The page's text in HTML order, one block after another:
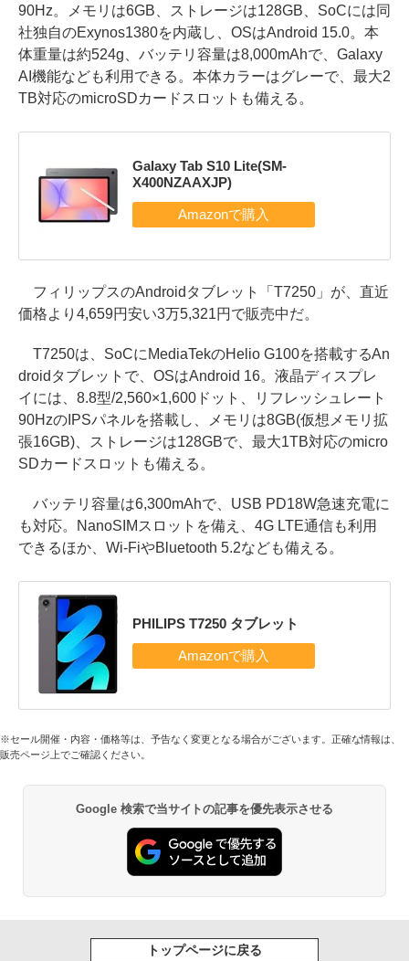
90Hz。メモリは6GB、ストレージは128GB、SoCには同
社独自のExynos1380を内蔵し、OSはAndroid 15.0。本
体重量は約524g、バッテリ容量は8,000mAhで、Galaxy
AI機能なども利用できる。本体カラーはグレーで、最大2
TB対応のmicroSDカードスロットも備える。
Galaxy Tab S10 Lite(SM-
X400NZAAXJP)
フィリップスのAndroidタブレット「T7250」が、直近
価格より4,659円安い3万5,321円で販売中だ。
T7250は、SoCにMediaTekのHelio G100を搭載するAn
droidタブレットで、OSはAndroid 16。液晶ディスプレ
イには、8.8型/2,560×1,600ドット、リフレッシュレート
90HzのIPSパネルを搭載し、メモリは8GB(仮想メモリ拡
張16GB)、ストレージは128GBで、最大1TB対応のmicro
SDカードスロットも備える。
バッテリ容量は6,300mAhで、USB PD18W急速充電に
も対応。NanoSIMスロットを備え、4G LTE通信も利用
できるほか、Wi-FiやBluetooth 5.2なども備える。
PHILIPS T7250 タブレット
※セール開催・内容・価格等は、予告なく変更となる場合がございます。正確な情報は、
販売ページ上でご確認ください。
Google 検索で当サイトの記事を優先表示させる
トップページに戻る